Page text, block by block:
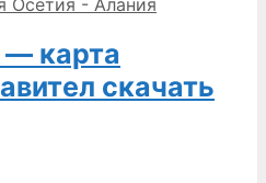
— карта
скачать